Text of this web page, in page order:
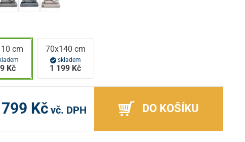
cm
Kč
70x140 cm
skladem
1 199 Kč
799 Kč vč. DPH DO KOŠÍKU